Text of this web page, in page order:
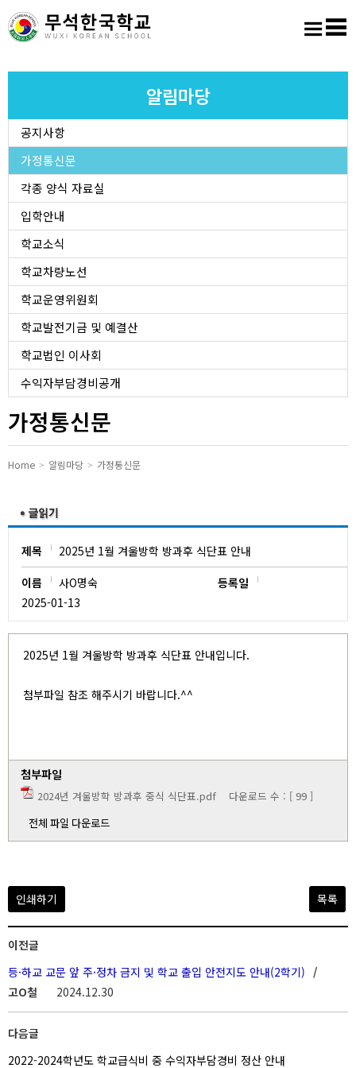
홈로그인회원가입사이트맵
교육마당
알림마당
학생활동
진학진로
학교도서실
유치원
알림마당
공지사항
가정통신문
각종 양식 자료실
입학안내
학교소식
학교차량노선
학교운영위원회
학교발전기금 및 예결산
학교법인 이사회
수익자부담경비공개
가정통신문
Home 알림마당 가정통신문
제목
2025년 1월 겨울방학 방과후 식단표 안내
이름
사O명숙
등록일
2025-01-13
2025년 1월 겨울방학 방과후 식단표 안내입니다.
첨부파일 참조 해주시기 바랍니다.^^
첨부파일
2024년 겨울방학 방과후 중식 식단표.pdf 다운로드 수 : [ 99 ]
전체 파일 다운로드
인쇄하기 목록
이전글
등·하교 교문 앞 주·정차 금지 및 학교 출입 안전지도 안내(2학기) /
고O철
2024.12.30
다음글
2022-2024학년도 학교급식비 중 수익자부담경비 정산 안내